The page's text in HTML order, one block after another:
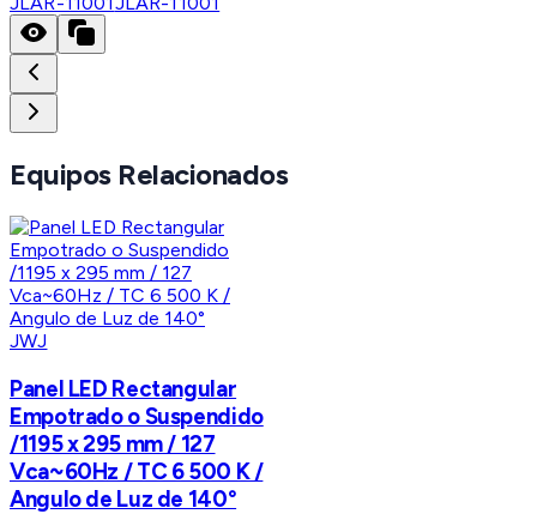
Equipos Relacionados
JWJ
Panel LED Rectangular
Empotrado o Suspendido
/1195 x 295 mm / 127
Vca~60Hz / TC 6 500 K /
Angulo de Luz de 140°